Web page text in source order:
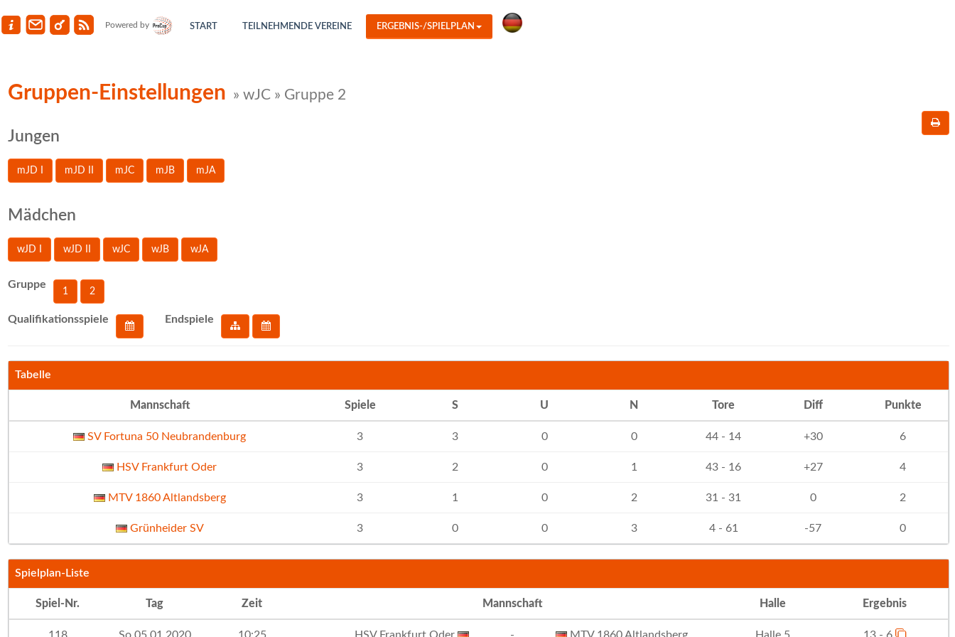
Powered by START TEILNEHMENDE VEREINE ERGEBNIS-/SPIELPLAN
Gruppen-Einstellungen » wJC » Gruppe 2
Jungen
mJD I mJD II mJC mJB mJA
Mädchen
wJD I wJD II wJC wJB wJA
Gruppe
1 2
Qualifikationsspiele Endspiele
Tabelle
Mannschaft Spiele S U N Tore Diff Punkte
SV Fortuna 50 Neubrandenburg 3 3 0 0 44 - 14 +30 6
HSV Frankfurt Oder 3 2 0 1 43 - 16 +27 4
MTV 1860 Altlandsberg 3 1 0 2 31 - 31 0 2
Grünheider SV 3 0 0 3 4 - 61 -57 0
Spielplan-Liste
Spiel-Nr. Tag Zeit Mannschaft Halle Ergebnis